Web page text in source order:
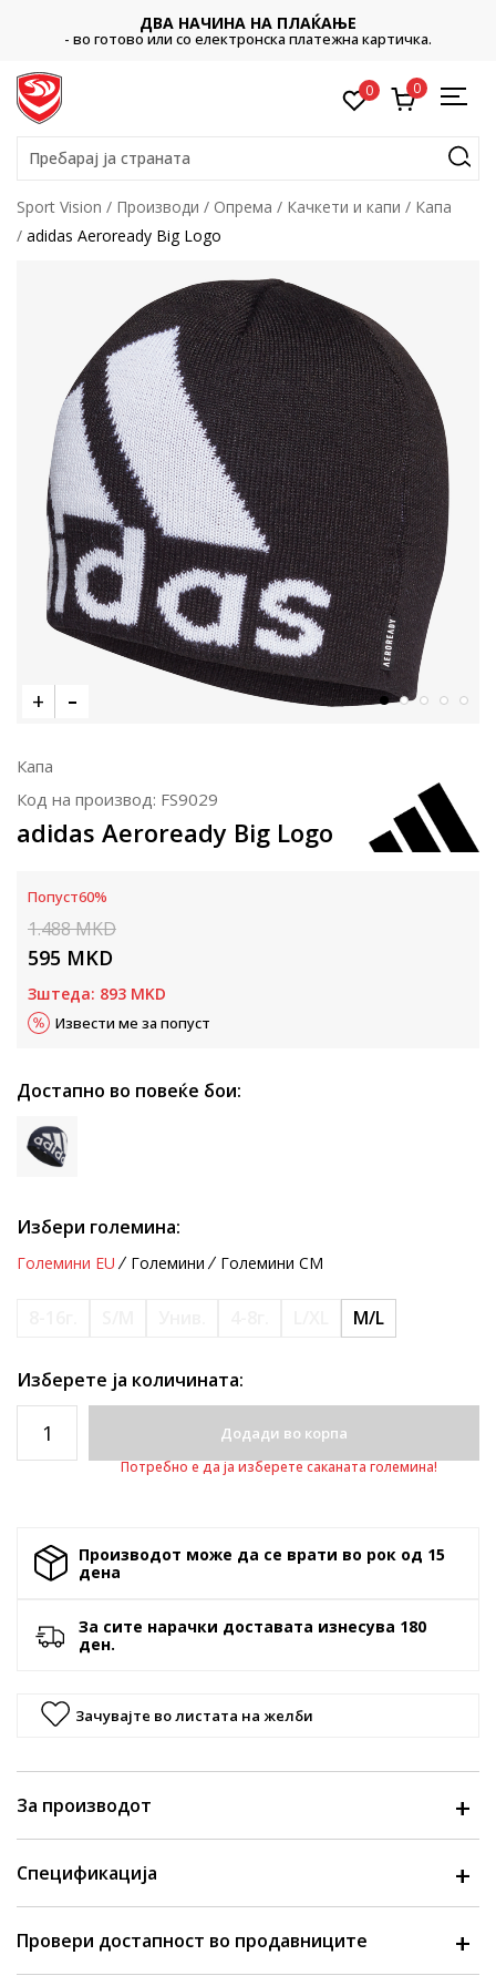
ДВА НАЧИНА НА ПЛАЌАЊЕ
- во готово или со електронска платежна картичка.
0 0
Пребарај ја страната
Sport Vision Производи Опрема Качкети и капи
Капа
adidas Aeroready Big Logo
Капа
Код на производ: FS9029
adidas Aeroready Big Logo
Попуст60%
1.488MKD
595 MKD
Зштеда: 893 MKD
Извести ме за попуст
Достапно во повеќе бои:
Избери големина:
Големини EU Големини Големини CM
M/L
Изберете ја количината:
Додади во корпа
Потребно е да ја изберете саканата големина!
Производот може да се врати во рок од 15
денa
За сите нарачки доставата изнесува 180
ден.
Зачувајте во листата на желби
За производот
Спецификација
Провери достапност во продавниците